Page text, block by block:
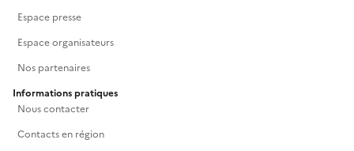
Espace presse
Espace organisateurs
Nos partenaires
Informations pratiques
Nous contacter
Contacts en région